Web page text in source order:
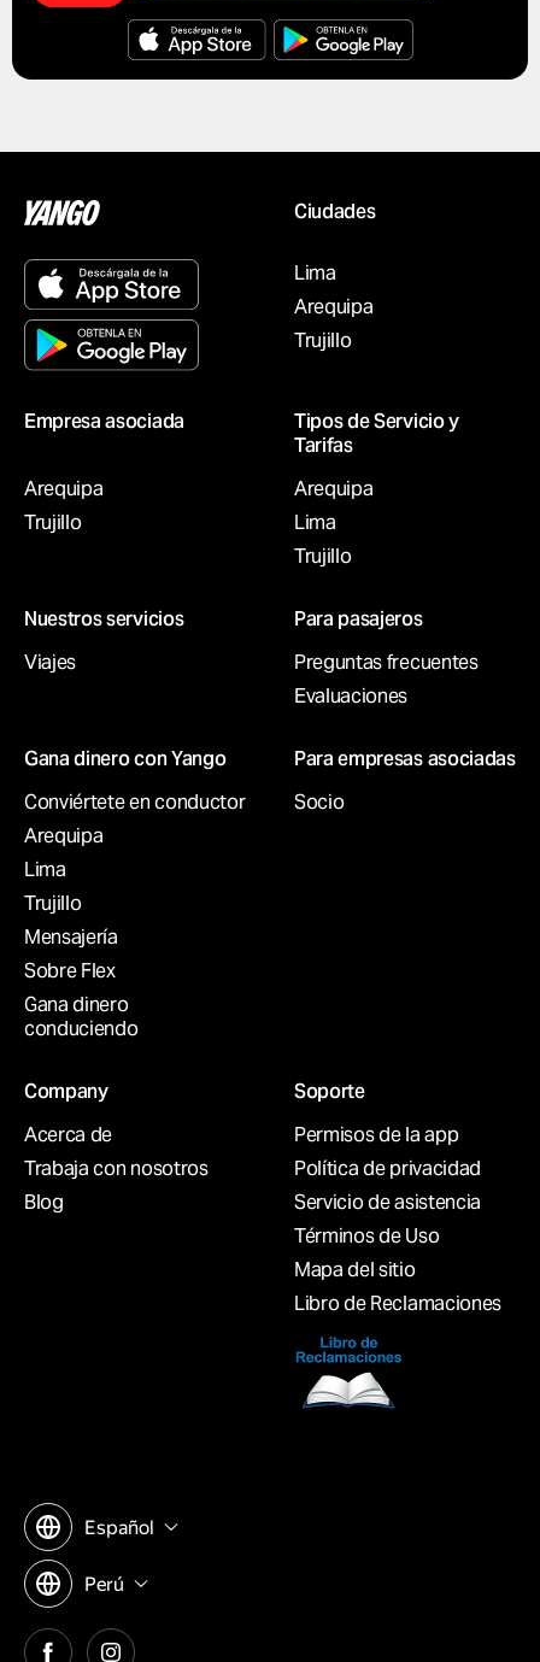
Ciudades
Lima
Arequipa
Trujillo
Empresa asociada
Arequipa
Trujillo
Tipos de Servicio y
Tarifas
Arequipa
Lima
Trujillo
Nuestros servicios
Viajes
Para pasajeros
Preguntas frecuentes
Evaluaciones
Gana dinero con Yango
Conviértete en conductor
Arequipa
Lima
Trujillo
Mensajería
Sobre Flex
Gana dinero
conduciendo
Para empresas asociadas
Socio
Company
Acerca de
Trabaja con nosotros
Blog
Soporte
Permisos de la app
Política de privacidad
Servicio de asistencia
Términos de Uso
Mapa del sitio
Libro de Reclamaciones
Español
Perú